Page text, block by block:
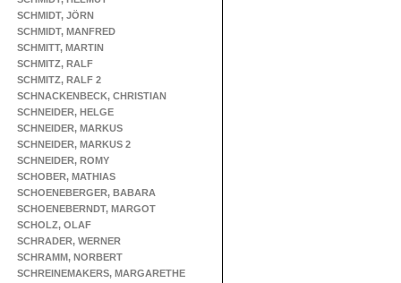
SCHMIDT, JÖRN
SCHMIDT, MANFRED
SCHMITT, MARTIN
SCHMITZ, RALF
SCHMITZ, RALF 2
SCHNACKENBECK, CHRISTIAN
SCHNEIDER, HELGE
SCHNEIDER, MARKUS
SCHNEIDER, MARKUS 2
SCHNEIDER, ROMY
SCHOBER, MATHIAS
SCHOENEBERGER, BABARA
SCHOENEBERNDT, MARGOT
SCHOLZ, OLAF
SCHRADER, WERNER
SCHRAMM, NORBERT
SCHREINEMAKERS, MARGARETHE